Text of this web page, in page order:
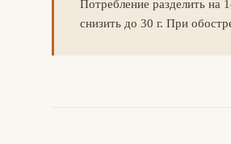
Потребление разделить на
снизить до 30 г. При